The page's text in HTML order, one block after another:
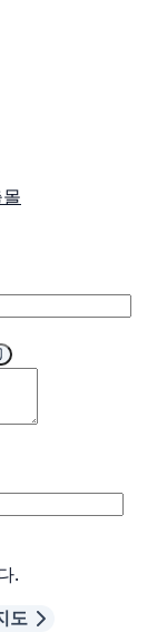
.
도